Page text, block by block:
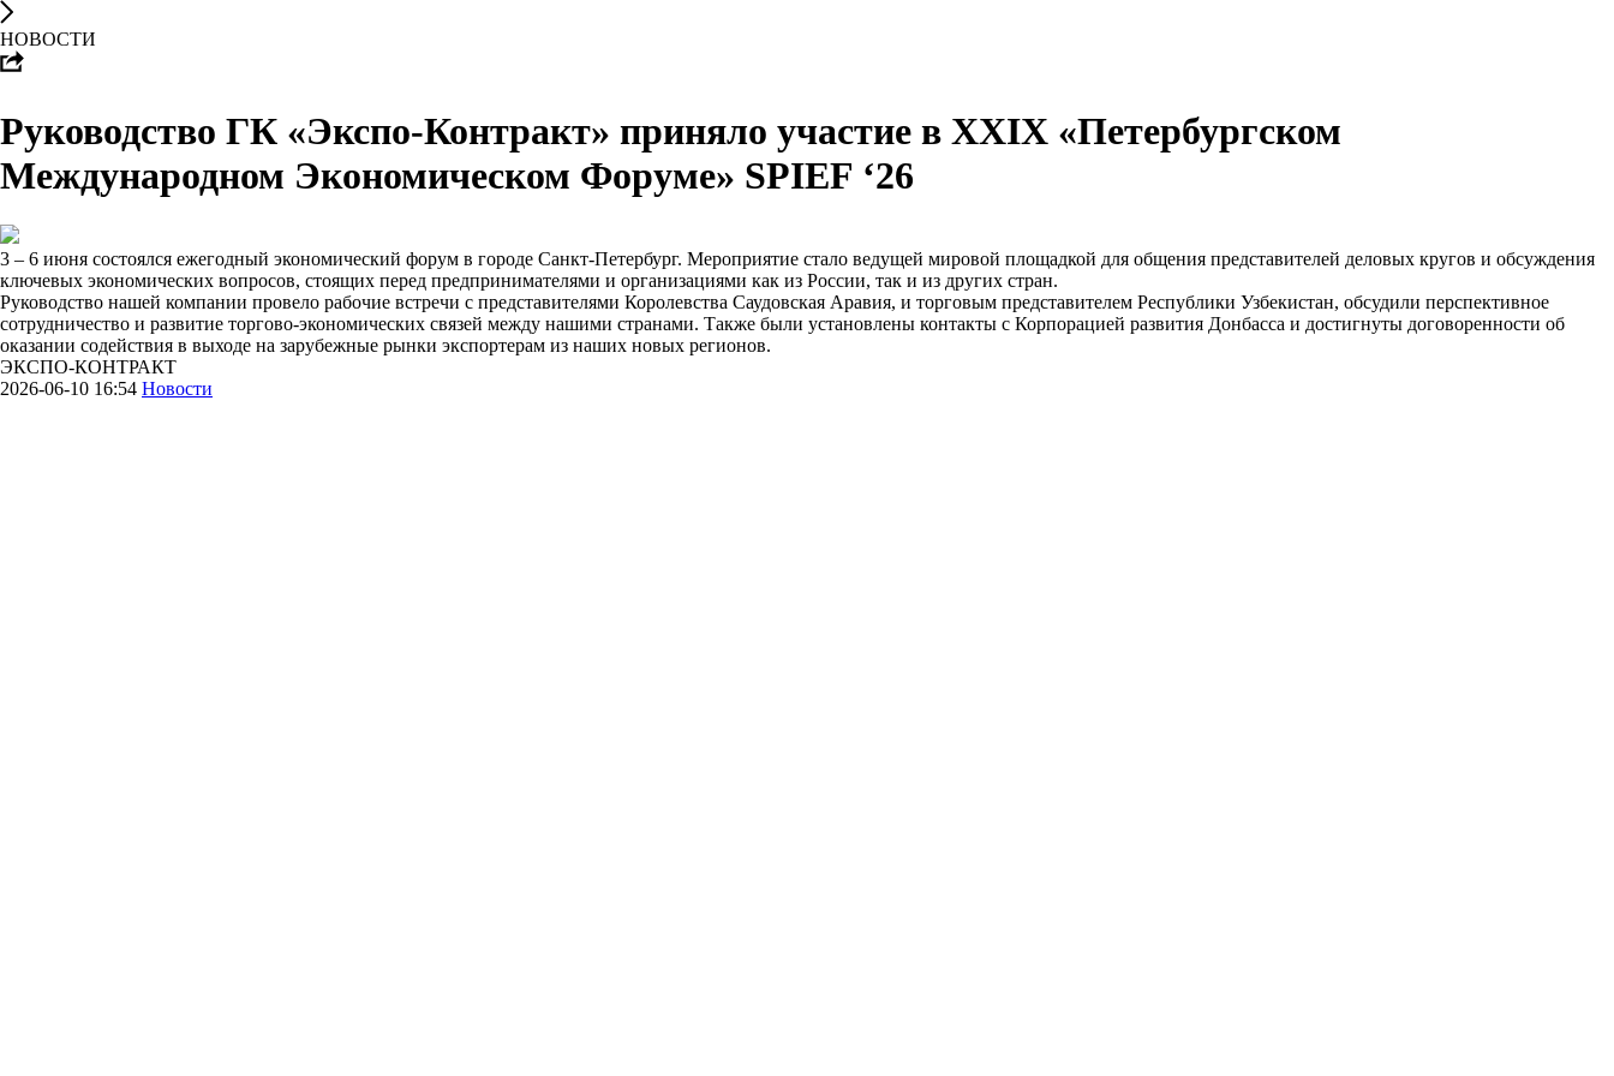
НОВОСТИ
Руководство ГК «Экспо-Контракт» приняло участие в XXIX «Петербургском
Международном Экономическом Форуме» SPIEF ‘26
3 – 6 июня состоялся ежегодный экономический форум в городе Санкт-Петербург. Мероприятие стало ведущей мировой площадкой для общения представителей деловых кругов и обсуждения
ключевых экономических вопросов, стоящих перед предпринимателями и организациями как из России, так и из других стран.
Руководство нашей компании провело рабочие встречи с представителями Королевства Саудовская Аравия, и торговым представителем Республики Узбекистан, обсудили перспективное
сотрудничество и развитие торгово-экономических связей между нашими странами. Также были установлены контакты с Корпорацией развития Донбасса и достигнуты договоренности об
оказании содействия в выходе на зарубежные рынки экспортерам из наших новых регионов.
ЭКСПО-КОНТРАКТ
2026-06-10 16:54 Новости